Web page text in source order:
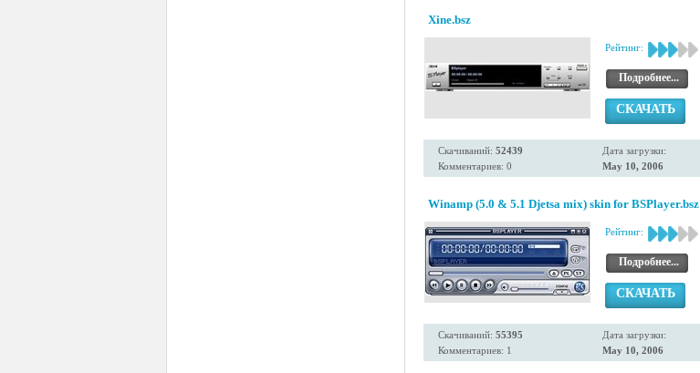
Xine.bsz
Рейтинг:
Подробнее...
СКАЧАТЬ
Скачиваний: 52439
Комментариев: 0
Дата загрузки:
May 10, 2006
Winamp (5.0 & 5.1 Djetsa mix) skin for BSPlayer.bsz
Рейтинг:
Подробнее...
СКАЧАТЬ
Скачиваний: 55395
Комментариев: 1
Дата загрузки:
May 10, 2006